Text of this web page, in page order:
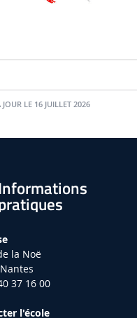
JOUR LE 16 JUILLET 2026
la Noë
37 16 00
l'école